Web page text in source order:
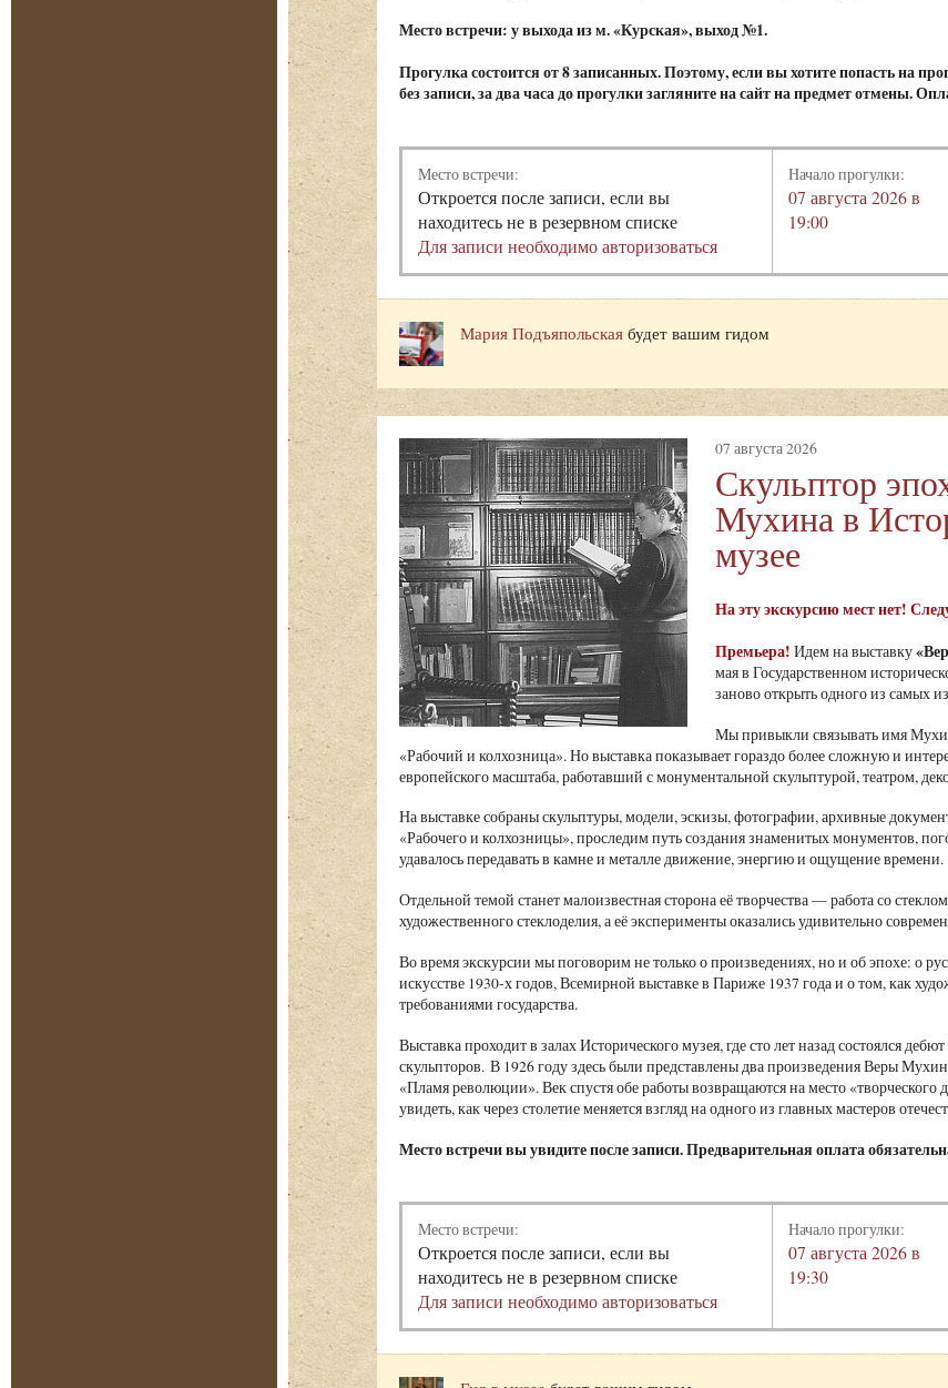
Место встречи: у выхода из м. «Курская», выход №1.
Прогулка состоится от 8 записанных. Поэтому, если вы хотите попасть на
без записи, за два часа до прогулки загляните на сайт на предмет отмены.
Место встречи:
Откроется после записи, если вы
находитесь не в резервном списке
Для записи необходимо авторизоваться
Начало прогулки:
07 августа 2026 в
19:00
Мария Подъяпольская будет вашим гидом
07 августа 2026
Скульптор
Мухина в
музее
На эту экскурсию мест нет!
Премьера! Идем на выставку
мая в Государственном
заново открыть одного из самых
Мы привыкли связывать имя
«Рабочий и колхозница». Но выставка показывает гораздо более сложную и
европейского масштаба, работавший с монументальной скульптурой, театром,
На выставке собраны скульптуры, модели, эскизы, фотографии, архивные
«Рабочего и колхозницы», проследим путь создания знаменитых монументов,
удавалось передавать в камне и металле движение, энергию и ощущение времени.
Отдельной темой станет малоизвестная сторона её творчества — работа со
художественного стеклоделия, а её эксперименты оказались удивительно
Во время экскурсии мы поговорим не только о произведениях, но и об эпохе: о
искусстве 1930-х годов, Всемирной выставке в Париже 1937 года и о том, как
требованиями государства.
Выставка проходит в залах Исторического музея, где сто лет назад состоялся
скульпторов. В 1926 году здесь были представлены два произведения Веры
«Пламя революции». Век спустя обе работы возвращаются на место
увидеть, как через столетие меняется взгляд на одного из главных мастеров
Место встречи вы увидите после записи. Предварительная оплата
Место встречи:
Откроется после записи, если вы
находитесь не в резервном списке
Для записи необходимо авторизоваться
Начало прогулки:
07 августа 2026 в
19:30